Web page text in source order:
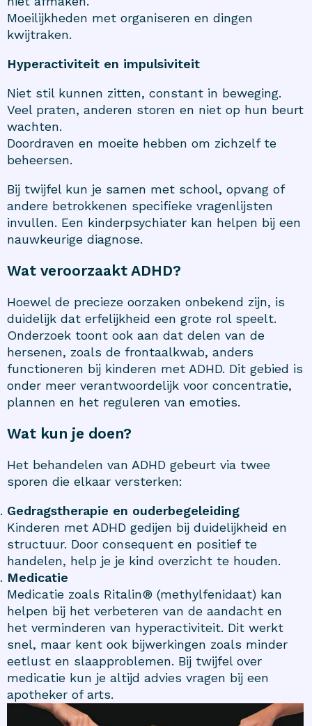
Moeilijkheden met organiseren en dingen
kwijtraken.
Hyperactiviteit en impulsiviteit
Niet stil kunnen zitten, constant in beweging.
Veel praten, anderen storen en niet op hun beurt
wachten.
Doordraven en moeite hebben om zichzelf te
beheersen.
Bij twijfel kun je samen met school, opvang of
andere betrokkenen specifieke vragenlijsten
invullen. Een kinderpsychiater kan helpen bij een
nauwkeurige diagnose.
Wat veroorzaakt ADHD?
Hoewel de precieze oorzaken onbekend zijn, is
duidelijk dat erfelijkheid een grote rol speelt.
Onderzoek toont ook aan dat delen van de
hersenen, zoals de frontaalkwab, anders
functioneren bij kinderen met ADHD. Dit gebied is
onder meer verantwoordelijk voor concentratie,
plannen en het reguleren van emoties.
Wat kun je doen?
Het behandelen van ADHD gebeurt via twee
sporen die elkaar versterken:
Gedragstherapie en ouderbegeleiding
Kinderen met ADHD gedijen bij duidelijkheid en
structuur. Door consequent en positief te
handelen, help je je kind overzicht te houden.
Medicatie
Medicatie zoals Ritalin® (methylfenidaat) kan
helpen bij het verbeteren van de aandacht en
het verminderen van hyperactiviteit. Dit werkt
snel, maar kent ook bijwerkingen zoals minder
eetlust en slaapproblemen. Bij twijfel over
medicatie kun je altijd advies vragen bij een
apotheker of arts.